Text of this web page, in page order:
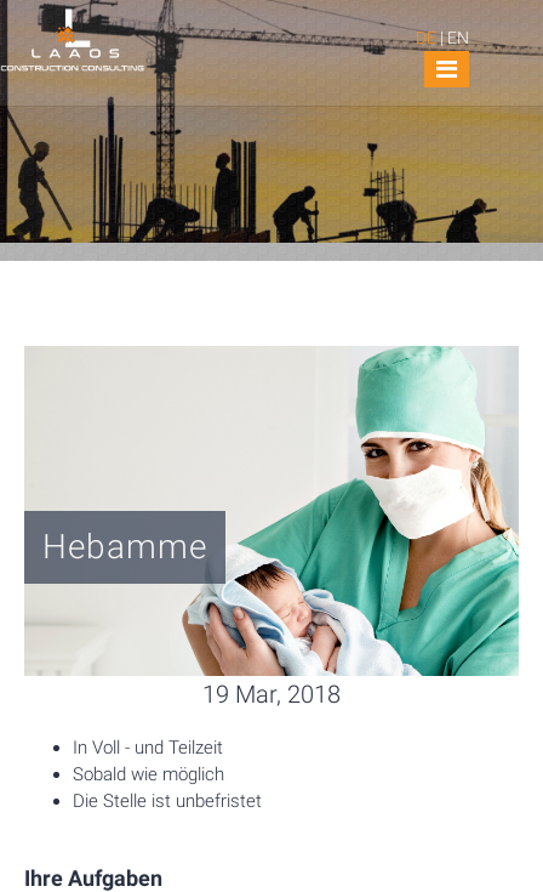
DE|EN
Hebamme
19 Mar, 2018
In Voll - und Teilzeit
Sobald wie möglich
Die Stelle ist unbefristet
Ihre Aufgaben